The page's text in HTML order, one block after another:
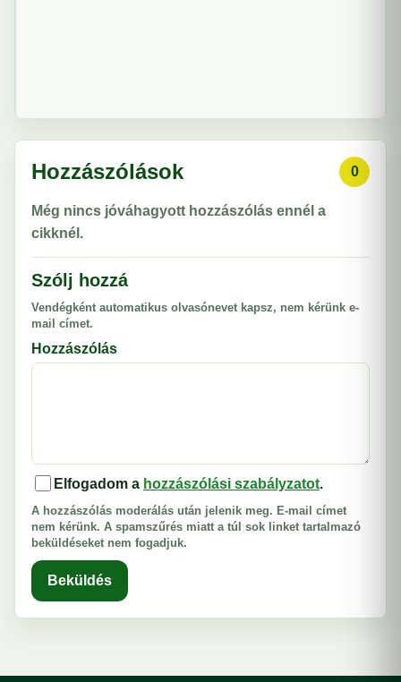
Hozzászólások 0
Még nincs jóváhagyott hozzászólás ennél a
cikknél.
Szólj hozzá
Vendégként automatikus olvasónevet kapsz, nem kérünk e-
mail címet.
Hozzászólás
Elfogadom a hozzászólási szabályzatot.
A hozzászólás moderálás után jelenik meg. E-mail címet
nem kérünk. A spamszűrés miatt a túl sok linket tartalmazó
beküldéseket nem fogadjuk.
Beküldés